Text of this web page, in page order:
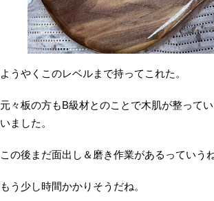
ようやくこのレベルまで持ってこれた。
元々板の方もB級材とのことで木肌が整って
いました。
この後まだ面出し＆磨き作業があるっていう
もう少し時間かかりそうだね。